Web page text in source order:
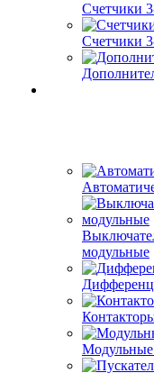
Счетчики
Счетчики
модульные
Модульные